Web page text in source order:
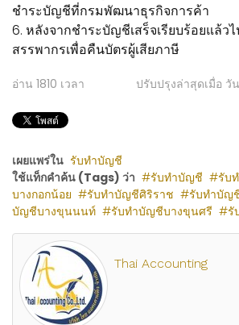
ชำระบัญชีที่กรมพัฒนาธุรกิจการค้า
6. หลังจากชำระบัญชีเสร็จเรียบร้อยแล้ว
สรรพากรเพื่อคืนบัตรผู้เสียภาษี
อ่าน 1810 เวลา ปรับปรุงล่าสุดเมื่อ วั
เผยแพร่ใน รับทำบัญชี
ใช้แท็กคำค้น (Tags) ว่า
รับทำบัญชี
รับ
บางกอกน้อย
รับทำบัญชีศิริราช รับทำบัญ
บัญชีบางขุนนนท์
รับทำบัญชีบางขุนศรี รั
Thai Accounting